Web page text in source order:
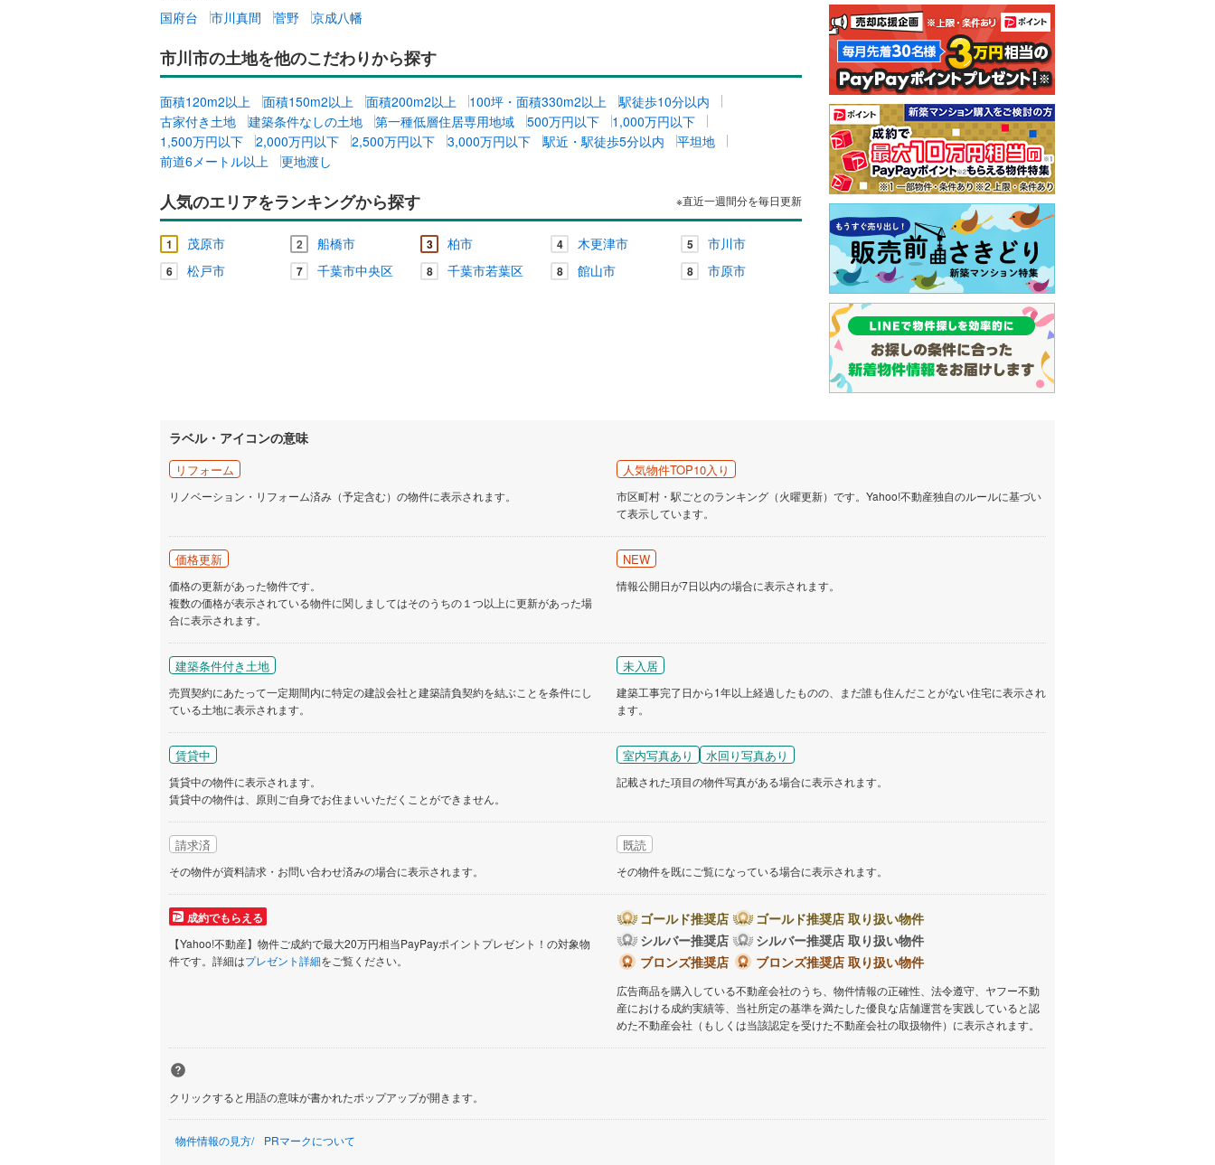
国府台 市川真間 菅野 京成八幡
市川市の土地を他のこだわりから探す
面積120m2以上 面積150m2以上 面積200m2以上 100坪・面積330m2以上
駅徒歩10分以内
古家付き土地
建築条件なしの土地 第一種低層住居専用地域 500万円以下
1,000万円以下
1,500万円以下
2,000万円以下 2,500万円以下 3,000万円以下 駅近・駅徒歩5分以内
平坦地
前道6メートル以上
更地渡し
人気のエリアをランキングから探す ※直近一週間分を毎日更新
1 茂原市 2 船橋市 3 柏市 4 木更津市 5 市川市
6 松戸市 7 千葉市中央区 8 千葉市若葉区 8 館山市 8 市原市
ラベル・アイコンの意味
リフォーム
リノベーション・リフォーム済み（予定含む）の物件に表示されます。
人気物件TOP10入り
市区町村・駅ごとのランキング（火曜更新）です。Yahoo!不動産独自のルールに基づい
て表示しています。
価格更新
価格の更新があった物件です。
複数の価格が表示されている物件に関しましてはそのうちの１つ以上に更新があった場
合に表示されます。
NEW
情報公開日が7日以内の場合に表示されます。
建築条件付き土地
売買契約にあたって一定期間内に特定の建設会社と建築請負契約を結ぶことを条件にし
ている土地に表示されます。
未入居
建築工事完了日から1年以上経過したものの、まだ誰も住んだことがない住宅に表示され
ます。
賃貸中
賃貸中の物件に表示されます。
賃貸中の物件は、原則ご自身でお住まいいただくことができません。
室内写真あり 水回り写真あり
記載された項目の物件写真がある場合に表示されます。
請求済
その物件が資料請求・お問い合わせ済みの場合に表示されます。
既読
その物件を既にご覧になっている場合に表示されます。
成約でもらえる
【Yahoo!不動産】物件ご成約で最大20万円相当PayPayポイントプレゼント！の対象物
件です。詳細はプレゼント詳細をご覧ください。
ゴールド推奨店
ゴールド推奨店 取り扱い物件
シルバー推奨店
シルバー推奨店 取り扱い物件
ブロンズ推奨店
ブロンズ推奨店 取り扱い物件
広告商品を購入している不動産会社のうち、物件情報の正確性、法令遵守、ヤフー不動
産における成約実績等、当社所定の基準を満たした優良な店舗運営を実践していると認
めた不動産会社（もしくは当該認定を受けた不動産会社の取扱物件）に表示されます。
クリックすると用語の意味が書かれたポップアップが開きます。
物件情報の見方 PRマークについて